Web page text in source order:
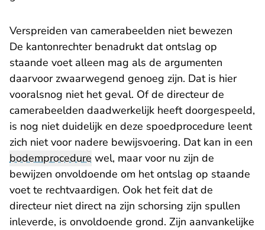
Verspreiden van camerabeelden niet bewezen
De kantonrechter benadrukt dat ontslag op
staande voet alleen mag als de argumenten
daarvoor zwaarwegend genoeg zijn. Dat is hier
vooralsnog niet het geval. Of de directeur de
camerabeelden daadwerkelijk heeft doorgespeeld,
is nog niet duidelijk en deze spoedprocedure leent
zich niet voor nadere bewijsvoering. Dat kan in een
bodemprocedure wel, maar voor nu zijn de
bewijzen onvoldoende om het ontslag op staande
voet te rechtvaardigen. Ook het feit dat de
directeur niet direct na zijn schorsing zijn spullen
inleverde, is onvoldoende grond. Zijn aanvankelijke